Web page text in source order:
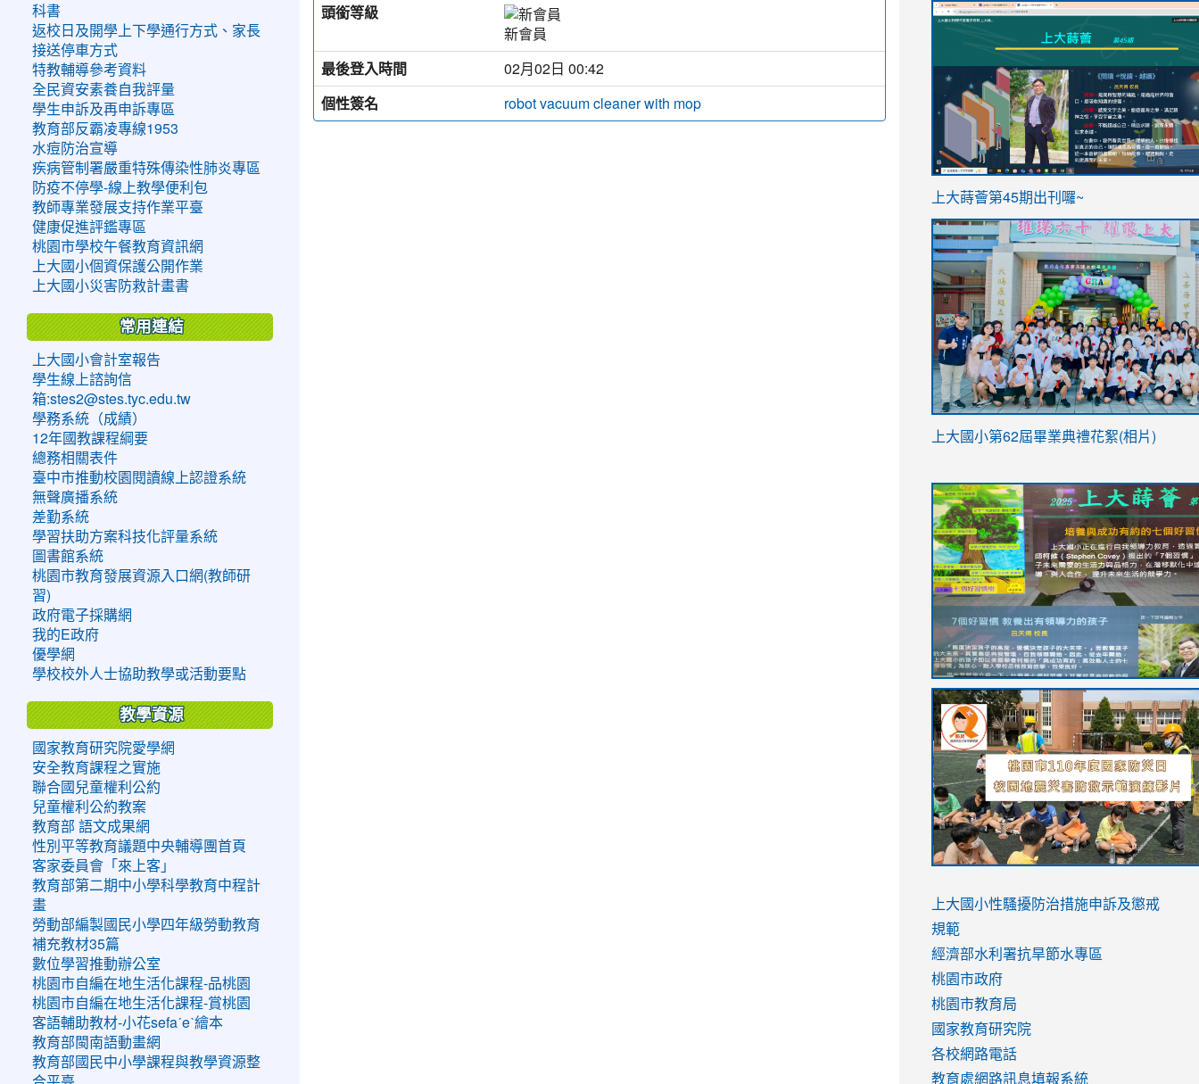
頭銜等級
新會員
最後登入時間
02月02日 00:42
個性簽名
robot vacuum cleaner with mop
科書
返校日及開學上下學通行方式、家長
接送停車方式
特教輔導參考資料
全民資安素養自我評量
學生申訴及再申訴專區
教育部反霸凌專線1953
水痘防治宣導
疾病管制署嚴重特殊傳染性肺炎專區
防疫不停學-線上教學便利包
教師專業發展支持作業平臺
健康促進評鑑專區
桃園市學校午餐教育資訊網
上大國小個資保護公開作業
上大國小災害防救計畫書
常用連結
上大國小會計室報告
學生線上諮詢信
箱:stes2@stes.tyc.edu.tw
學務系統（成績）
12年國教課程綱要
總務相關表件
臺中市推動校園閱讀線上認證系統
無聲廣播系統
差勤系統
學習扶助方案科技化評量系統
圖書館系統
桃園市教育發展資源入口網(教師研
習)
政府電子採購網
我的E政府
優學網
學校校外人士協助教學或活動要點
教學資源
國家教育研究院愛學網
安全教育課程之實施
聯合國兒童權利公約
兒童權利公約教案
教育部 語文成果網
性別平等教育議題中央輔導團首頁
客家委員會「來上客」
教育部第二期中小學科學教育中程計
畫
勞動部編製國民小學四年級勞動教育
補充教材35篇
數位學習推動辦公室
桃園市自編在地生活化課程-品桃園
桃園市自編在地生活化課程-賞桃園
客語輔助教材-小花sefaˊeˋ繪本
教育部閩南語動畫網
教育部國民中小學課程與教學資源整
https://sites.google.com/stes.tyc.edu.tw/
link
ink
https://sites.google.com/stes.tyc.edu.tw/
link
https://sites.google.com/stes.tyc.edu.tw/
上大蒔薈第45期出刊囉~
link
YfDQppRvyMk686kIw6SBbssEIZ6WnT/
usp=sharing
上大國小第62屆畢業典禮花絮(相片)
to
https://drive.google.com/file/d/1I-
YfDQppRvyMk686kIw6SBbssEIZ6WnT/
usp=sharing
to
https://sites.google.com/stes.tyc.edu.tw/
link
to
https://sites.google.com/stes.tyc.edu.tw/
link
to
https://drive.google.com/file/d/
usp=sharing
link
to
https://youtu.be/jJOMVWY3-
8M
link
to
https://drive.google.com/file/d/
usp=sharing
to
https://www.youtube.com/watch?
v=hC_gdZndU9s
to
https://www.youtube.com/watch?
v=hC_gdZndU9s
link
to
https://www.youtube.com/watch?
v=mfpNykQ0g4M
上大國小性騷擾防治措施申訴及懲戒
規範
經濟部水利署抗旱節水專區
桃園市政府
桃園市教育局
國家教育研究院
各校網路電話
教育處網路訊息填報系統